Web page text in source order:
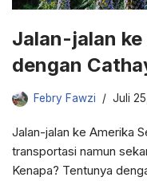
Jalan-jalan
dengan
Febry Fawzi Juli
Jalan-jalan ke Amerika
transportasi namun
Kenapa? Tentunya